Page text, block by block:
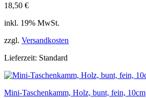
18,50 €
inkl. 19% MwSt.
zzgl. Versandkosten
Lieferzeit: Standard
Mini-Taschenkamm, Holz, bunt, fein, 10cm